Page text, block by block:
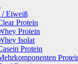
/ Eiweiß
Protein
Protein
Isolat
Protein